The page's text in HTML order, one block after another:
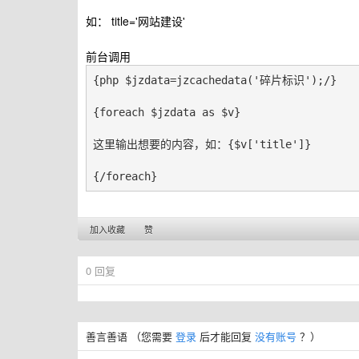
如： title='网站建设'
前台调用
{php $jzdata=jzcachedata('碎片标识');/}
{foreach $jzdata as $v}
这里输出想要的内容，如：{$v['title']}
{/foreach}
加入收藏 赞
0 回复
善言善语 （您需要 登录 后才能回复 没有账号 ？）